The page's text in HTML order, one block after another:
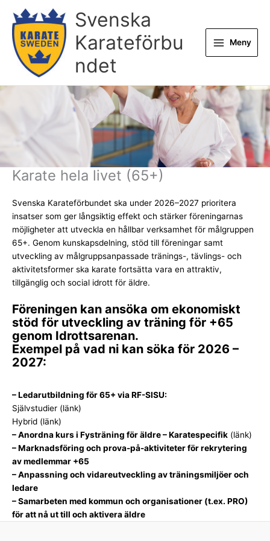
innehåll
Svenska
Karateförbu
ndet
Meny
Karate hela livet (65+)
Svenska Karateförbundet ska under 2026–2027 prioritera
insatser som ger långsiktig effekt och stärker föreningarnas
möjligheter att utveckla en hållbar verksamhet för målgruppen
65+. Genom kunskapsdelning, stöd till föreningar samt
utveckling av målgruppsanpassade tränings-, tävlings- och
aktivitetsformer ska karate fortsätta vara en attraktiv,
tillgänglig och social idrott för äldre.
Föreningen kan ansöka om ekonomiskt
stöd för utveckling av träning för +65
genom Idrottsarenan.
Exempel på vad ni kan söka för 2026 –
2027:
– Ledarutbildning för 65+ via RF-SISU:
Självstudier (länk)
Hybrid (länk)
–Anordna kurs i Fysträning för äldre – Karatespecifik (länk)
– Marknadsföring och prova-på-aktiviteter för rekrytering
av medlemmar +65
– Anpassning och vidareutveckling av träningsmiljöer och
ledare
– Samarbeten med kommun och organisationer (t.ex. PRO)
för att nå ut till och aktivera äldre